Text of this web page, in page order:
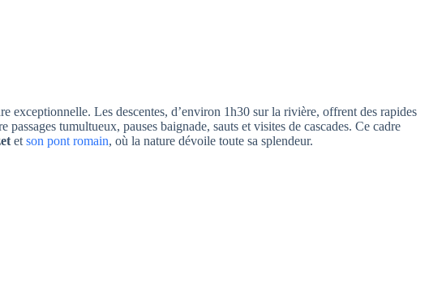
exceptionnelle. Les descentes, d’environ 1h30 sur la rivière, offrent des rapides
tumultueux, pauses baignade, sauts et visites de cascades. Ce cadre
etson pont romain, où la nature dévoile toute sa splendeur.